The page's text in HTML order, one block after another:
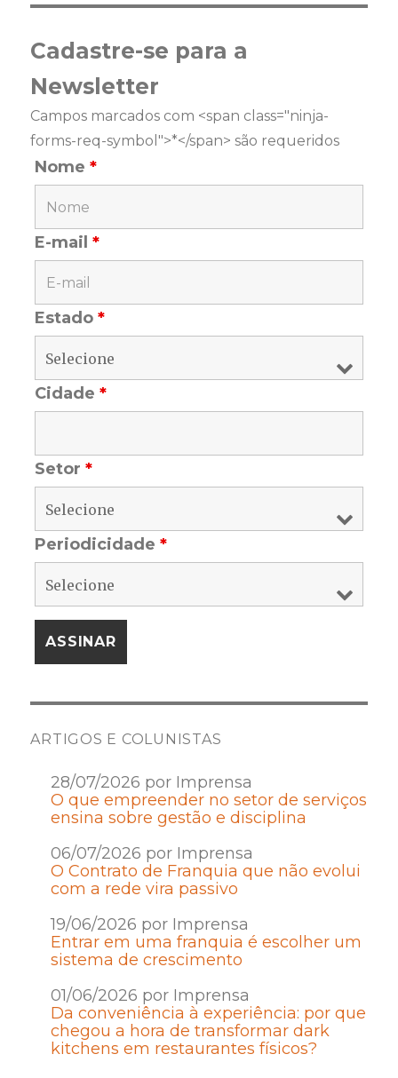
Cadastre-se para a
Newsletter
Campos marcados com <span class="ninja-
forms-req-symbol">*</span> são requeridos
Nome*
E-mail*
Estado*
Cidade*
Setor*
Periodicidade*
ARTIGOS E COLUNISTAS
28/07/2026 por Imprensa
O que empreender no setor de serviços
ensina sobre gestão e disciplina
06/07/2026 por Imprensa
O Contrato de Franquia que não evolui
com a rede vira passivo
19/06/2026 por Imprensa
Entrar em uma franquia é escolher um
sistema de crescimento
01/06/2026 por Imprensa
Da conveniência à experiência: por que
chegou a hora de transformar dark
kitchens em restaurantes físicos?